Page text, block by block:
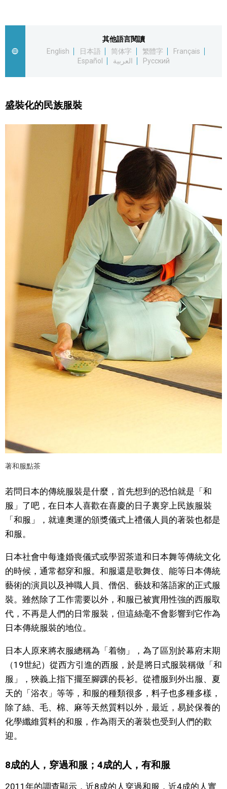
文化
工作勞動
家庭
醫療健康
編輯部通知
其他語言閱讀
English
日本語 简体字 繁體字
Français
Español
العربية Русский
盛裝化的民族服裝
著和服點茶
若問日本的傳統服裝是什麼，首先想到的恐怕就是「和
服」了吧，在日本人喜歡在喜慶的日子裏穿上民族服裝
「和服」，就連奧運的頒獎儀式上禮儀人員的著裝也都是
和服。
日本社會中每逢婚喪儀式或學習茶道和日本舞等傳統文化
的時候，通常都穿和服。和服還是歌舞伎、能等日本傳統
藝術的演員以及神職人員、僧侶、藝妓和落語家的正式服
裝。雖然除了工作需要以外，和服已被實用性強的西服取
代，不再是人們的日常服裝，但這絲毫不會影響到它作為
日本傳統服裝的地位。
日本人原來將衣服總稱為「着物」，為了區別於幕府末期
（19世紀）從西方引進的西服，於是將日式服裝稱做「和
服」，狹義上指下擺至腳踝的長衫。從禮服到外出服、夏
天的「浴衣」等等，和服的種類很多，料子也多種多樣，
除了絲、毛、棉、麻等天然質料以外，最近，易於保養的
化學纖維質料的和服，作為雨天的著裝也受到人們的歡
迎。
8成的人，穿過和服；4成的人，有和服
2011年的調查顯示，近8成的人穿過和服，近4成的人實